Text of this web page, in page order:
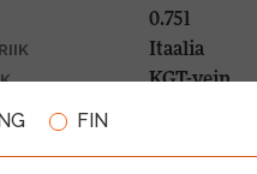
FIN
0.75l
Itaalia
KGT-vein